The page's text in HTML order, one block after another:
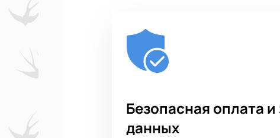
Все актуальные цены,
приобретения билетов и
Билеты на футбол такого
Купите билет уже сейчас:
Безопасная оплата
данных